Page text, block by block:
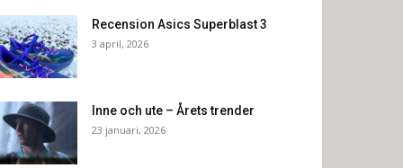
Recension Asics Superblast 3
3 april, 2026
Inne och ute – Årets trender
23 januari, 2026